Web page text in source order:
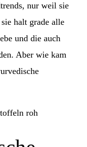
nur weil sie
halt grade alle
und die auch
Aber wie kam